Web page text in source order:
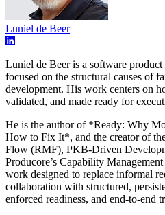
Luniel de Beer
Luniel de Beer is a software
focused on the structural causes of
development. His work centers on
validated, and made ready for
He is the author of *Ready: Why
How to Fix It*, and the creator of
Flow (RMF), PKB-Driven
Producore’s Capability
work designed to replace informal
collaboration with structured,
enforced readiness, and end-to-end